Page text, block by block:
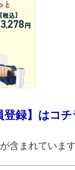
録】はコチ
含まれています